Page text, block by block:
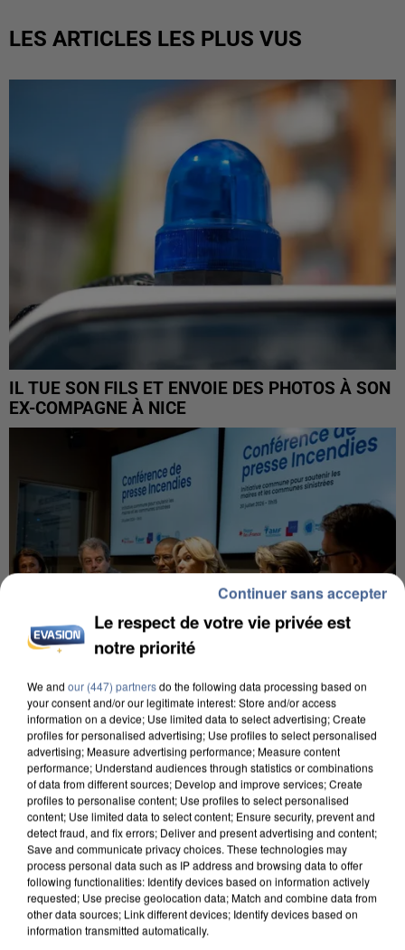
LES ARTICLES LES PLUS VUS
IL TUE SON FILS ET ENVOIE DES PHOTOS À SON
EX-COMPAGNE À NICE
INCENDIES : L’ÎLE-DE-FRANCE LANCE UN ÉLAN
DE SOLIDARITÉ AVEC LES...
Le respect de votre vie privée est
notre priorité
We and our (447) partnersdo the following data processing based on
your consent and/or our legitimate interest: Store and/or access
information on a device; Use limited data to select advertising; Create
profiles for personalised advertising; Use profiles to select personalised
advertising; Measure advertising performance; Measure content
performance; Understand audiences through statistics or combinations
of data from different sources; Develop and improve services; Create
profiles to personalise content; Use profiles to select personalised
content; Use limited data to select content; Ensure security, prevent and
detect fraud, and fix errors; Deliver and present advertising and content;
Save and communicate privacy choices. These technologies may
process personal data such as IP address and browsing data to offer
following functionalities: Identify devices based on information actively
requested; Use precise geolocation data; Match and combine data from
other data sources; Link different devices; Identify devices based on
information transmitted automatically.
Continuer sans accepter